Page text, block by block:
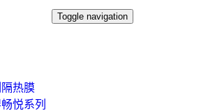
Toggle navigation
热膜
悦系列